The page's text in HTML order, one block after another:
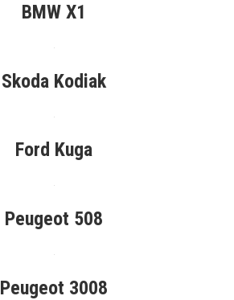
BMW X1
Skoda Kodiak
Ford Kuga
Peugeot 508
Peugeot 3008